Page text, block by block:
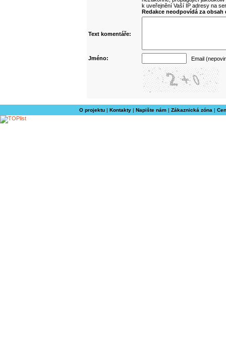
k uveřejnění Vaší IP adresy na
Redakce neodpovídá za
Text komentáře:
Jméno: Email
O projektu| Kontakty| Napište nám| Zákaznická zóna |